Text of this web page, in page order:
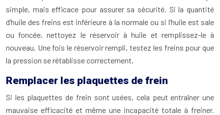
simple, mais efficace pour assurer sa sécurité. Si la quantité
d’huile des freins est inférieure à la normale ou si l’huile est sale
ou foncée, nettoyez le réservoir à huile et remplissez-le à
nouveau. Une fois le réservoir rempli, testez les freins pour que
la pression se rétablisse correctement.
Remplacer les plaquettes de frein
Si les plaquettes de frein sont usées, cela peut entraîner une
mauvaise efficacité et même une incapacité totale à freiner.